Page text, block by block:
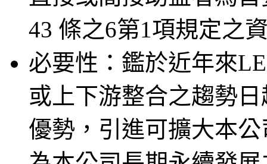
43 條之6第1項規定之
必要性：鑑於近年來
或上下游整合之趨勢
優勢，引進可擴大本